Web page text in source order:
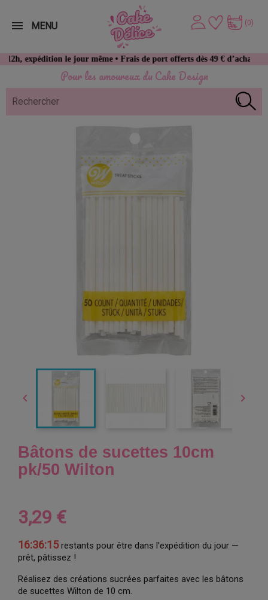
Pour les amoureux du Cake Design
le jour même • Frais de port offerts dès 49 € d’achat
(0)
MENU
 
Bâtons de sucettes 10cm
pk/50 Wilton
3,29 €
16:36:14restants pour être dans l’expédition du jour —
prêt, pâtissez !
Réalisez des créations sucrées parfaites avec les bâtons
de sucettes Wilton de 10 cm.